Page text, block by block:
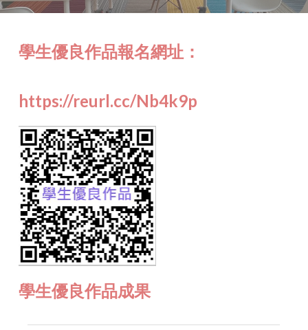
學生優良作品報名網址：
https://reurl.cc/Nb4k9p
學生優良作品成果